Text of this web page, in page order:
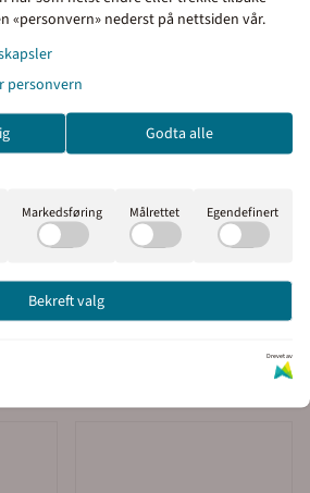
inkl. eller ekskl.
butikken kan du
om du vil se prisene
uten moms.
«personvern» nederst på nettsiden vår.
personvern
Godta alle
Markedsføring Målrettet Egendefinert
Bekreft valg
Drevet av